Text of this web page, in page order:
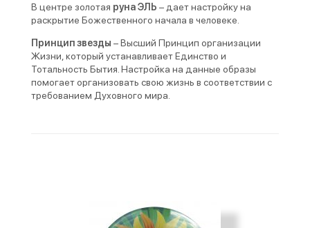
В центре золотая руна ЭЛЬ – дает настройку на
раскрытие Божественного начала в человеке.
Принцип звезды – Высший Принцип организации
Жизни, который устанавливает Единство и
Тотальность Бытия. Настройка на данные образы
помогает организовать свою жизнь в соответствии с
требованием Духовного мира.